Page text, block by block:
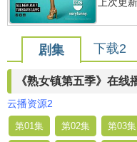
剧集 下载2
《熟女镇第五季》在线
云播资源2
第01集 第02集 第03集